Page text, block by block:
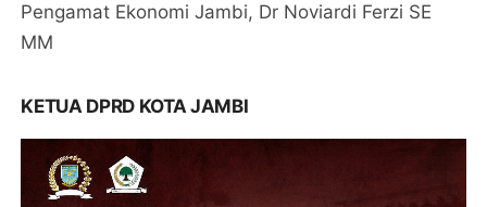
Pengamat Ekonomi Jambi, Dr Noviardi Ferzi SE
MM
KETUA DPRD KOTA JAMBI